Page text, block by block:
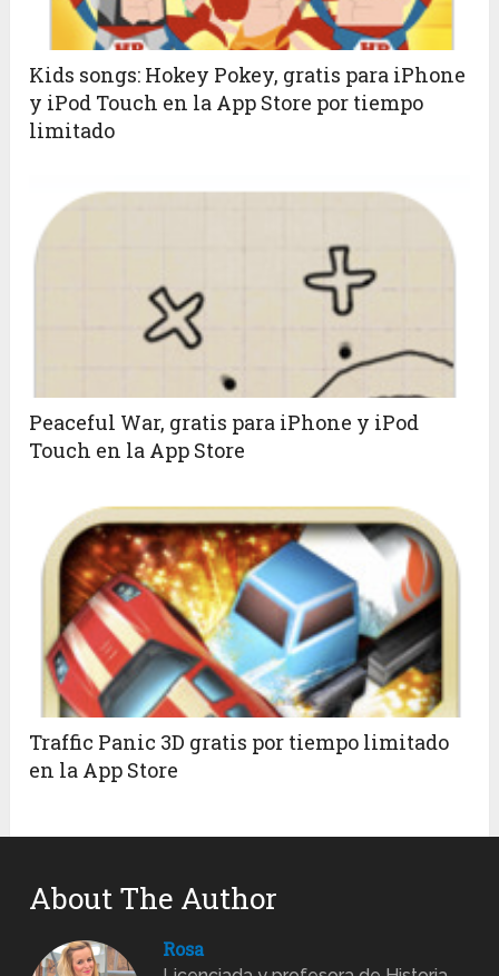
Kids songs: Hokey Pokey, gratis para iPhone
y iPod Touch en la App Store por tiempo
limitado
Peaceful War, gratis para iPhone y iPod
Touch en la App Store
Traffic Panic 3D gratis por tiempo limitado
en la App Store
About The Author
Rosa